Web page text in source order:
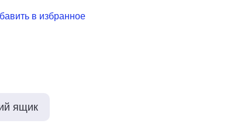
в избранное
ящик